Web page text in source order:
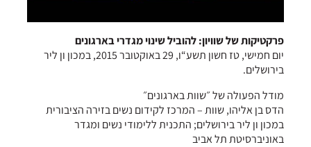
פרקטיקות של שוויון: להוביל שינוי מגדרי בארגונים
יום חמישי, טז חשון תשע“ו, 29 באוקטובר 2015, במכון ון ליר
בירושלים.
מודל הפעולה של ״שוות בארגונים״
הדס בן אליהו, שוות – המרכז לקידום נשים בזירה הציבורית
במכון ון ליר בירושלים; התכנית ללימודי נשים ומגדר
באוניברסיטת תל אביב